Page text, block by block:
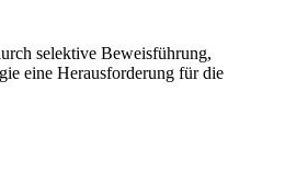
selektive Beweisführung,
eine Herausforderung für die